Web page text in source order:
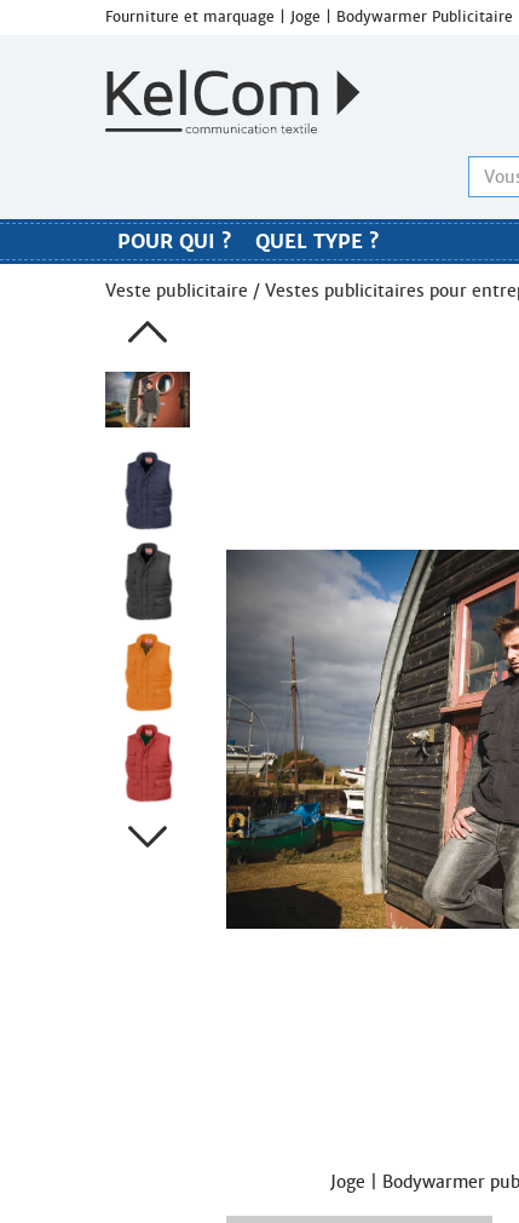
Fourniture et marquage | Joge | Bodywarmer Publicitaire
POUR QUI ? QUEL TYPE ?
Veste publicitaire / Vestes publicitaires pour
Joge | Bodywarmer